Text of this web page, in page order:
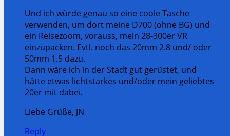
Und ich würde genau so eine coole Tasche
verwenden, um dort meine D700 (ohne BG) und
ein Reisezoom, vorauss, mein 28-300er VR
einzupacken. Evtl. noch das 20mm 2.8 und/ oder
50mm 1.5 dazu.
Dann wäre ich in der Stadt gut gerüstet, und
hätte etwas lichtstarkes und/oder mein geliebtes
20er mit dabei.
Liebe Grüße, JN
Reply